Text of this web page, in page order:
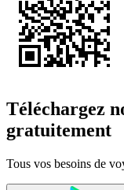
Téléchargez
gratuitement
Tous vos besoins de